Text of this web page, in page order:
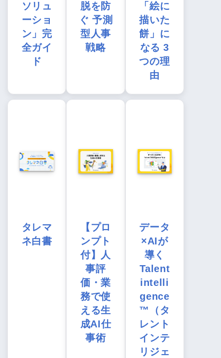
ソリュ
ーショ
ン」完
全ガイ
ド
脱を防
ぐ 予測
型人事
戦略
「絵に
描いた
餅」に
なる 3
つの理
由
タレマ
ネ白書
【プロ
ンプト
付】人
事評
価・業
務で使
える生
成AI仕
事術
データ
×AIが
導く
Talent
intelli
gence
™（タ
レント
インテ
リジェ